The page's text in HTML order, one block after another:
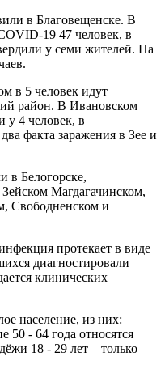
в Благовещенске. В
19 47 человек, в
у семи жителей. На
в 5 человек идут
район. В Ивановском
у 4 человек, в
факта заражения в Зее и
в Белогорске,
Магдагачинском,
Свободненском и
протекает в виде
диагностировали
клинических
население, из них:
50 - 64 года относятся
18 - 29 лет – только